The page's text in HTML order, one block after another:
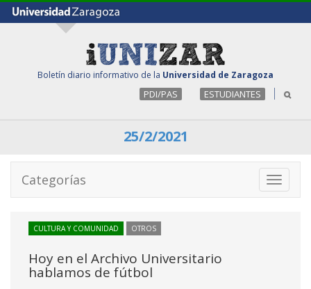
Boletín diario informativo de la Universidad de Zaragoza
PDI/PAS ESTUDIANTES
25/2/2021
Toggle
Categorías
CULTURA Y COMUNIDAD OTROS
Hoy en el Archivo Universitario
hablamos de fútbol